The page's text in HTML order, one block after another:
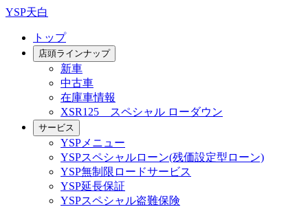
YSP天白
トップ
店頭ラインナップ
新車
中古車
在庫車情報
XSR125 スペシャル ローダウン
サービス
YSPメニュー
YSPスペシャルローン(残価設定型ローン)
YSP無制限ロードサービス
YSP延長保証
YSPスペシャル盗難保険